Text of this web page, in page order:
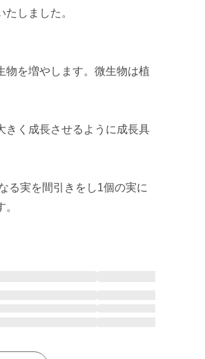
しました。
物を増やします。微生物は植
きく成長させるように成長具
る実を間引きをし1個の実に